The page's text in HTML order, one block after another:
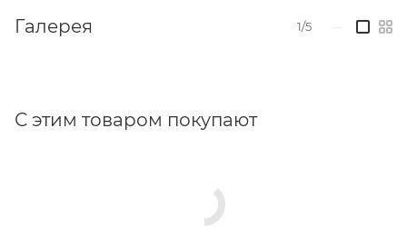
Галерея 1/5
С этим товаром покупают